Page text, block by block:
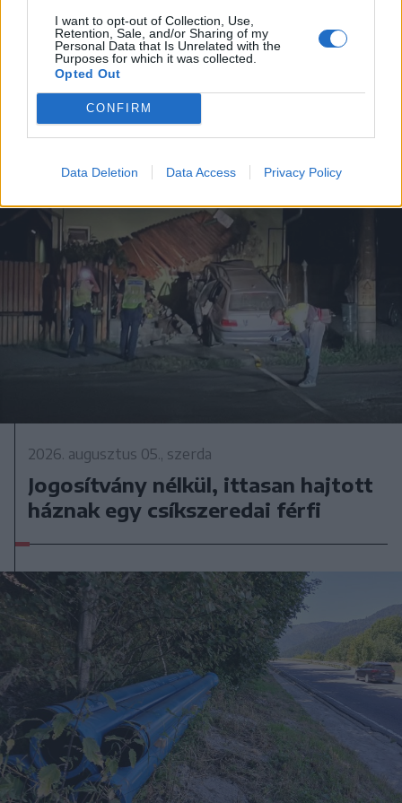
I want to opt-out of Collection, Use,
Retention, Sale, and/or Sharing of my
Personal Data that Is Unrelated with the
Purposes for which it was collected.
Opted Out
CONFIRM
Data Deletion Data Access Privacy Policy
2026. augusztus 06., csütörtök
Két csíki községben is elkezdték a
vezetéképítést
2026. augusztus 05., szerda
Jogosítvány nélkül, ittasan hajtott
háznak egy csíkszeredai férfi